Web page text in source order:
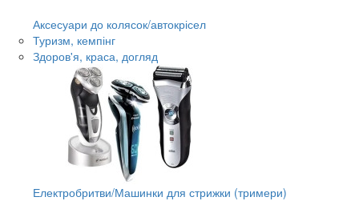
Аксесуари до колясок/автокрісел
Туризм, кемпінг
Здоров'я, краса, догляд
Електробритви/Машинки для стрижки (тримери)